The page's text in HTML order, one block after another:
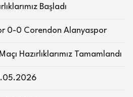
Başladı
0-0 Corendon Alanyaspor
Hazırlıklarımız Tamamlandı